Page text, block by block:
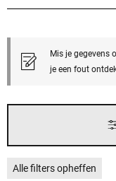
Mis je gegevens
je een fout
Alle filters opheffen